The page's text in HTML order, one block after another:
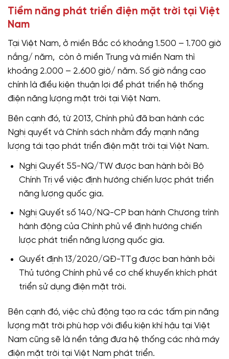
Tiềm năng phát triển điện mặt trời tại Việt
Nam
Tại Việt Nam, ở miền Bắc có khoảng 1.500 – 1.700 giờ
nắng/ năm, còn ở miền Trung và miền Nam thì
khoảng 2.000 – 2.600 giờ/ năm. Số giờ nắng cao
chính là điều kiện thuận lợi để phát triển hệ thống
điện năng lượng mặt trời tại Việt Nam.
Bên cạnh đó, từ 2013, Chính phủ đã ban hành các
Nghị quyết và Chính sách nhằm đẩy mạnh năng
lượng tái tạo phát triển điện mặt trời tại Việt Nam.
Nghị Quyết 55-NQ/TW được ban hành bởi Bộ
Chính Trị về việc định hướng chiến lược phát triển
năng lượng quốc gia.
Nghị Quyết số 140/NQ-CP ban hành Chương trình
hành động của Chính phủ về định hướng chiến
lược phát triển năng lượng quốc gia.
Quyết định 13/2020/QĐ-TTg được ban hành bởi
Thủ tướng Chính phủ về cơ chế khuyến khích phát
triển sử dụng điện mặt trời.
Bên cạnh đó, việc chủ động tạo ra các tấm pin năng
lượng mặt trời phù hợp với điều kiện khí hậu tại Việt
Nam cũng sẽ là nền tảng đưa hệ thống các nhà máy
điện mặt trời tại Việt Nam phát triển.